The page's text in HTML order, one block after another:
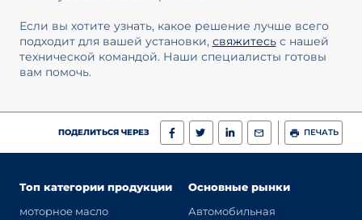
Если вы хотите узнать, какое решение лучше всего
подходит для вашей установки, свяжитесьс нашей
технической командой. Наши специалисты готовы
вам помочь.
ПОДЕЛИТЬСЯ ЧЕРЕЗ ПЕЧАТЬ
Топ категории продукции
моторное масло
Основные рынки
Автомобильная